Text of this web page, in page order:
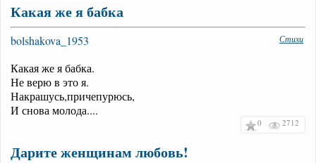
Какая же я бабка
bolshakova_1953 Стихи
Какая же я бабка.
Не верю в это я.
Накрашусь,причепурюсь,
И снова молода....
0 2712
Дарите женщинам любовь!